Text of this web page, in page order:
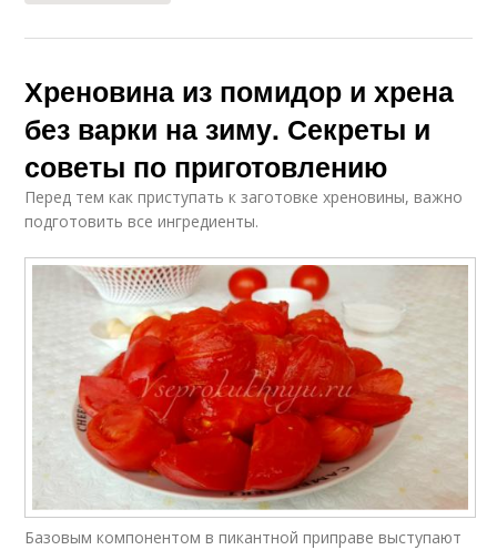
Хреновина из помидор и хрена
без варки на зиму. Секреты и
советы по приготовлению
Перед тем как приступать к заготовке хреновины, важно
подготовить все ингредиенты.
Базовым компонентом в пикантной приправе выступают